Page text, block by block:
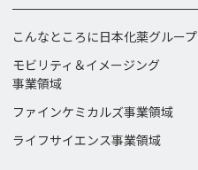
こんなところに日本化薬グループ
モビリティ＆イメージング
事業領域
ファインケミカルズ事業領域
ライフサイエンス事業領域